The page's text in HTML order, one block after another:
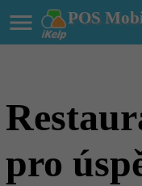
POS

pro